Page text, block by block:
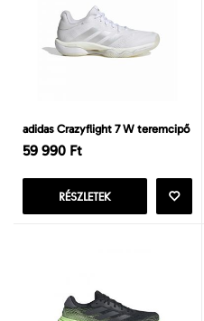
adidas Crazyflight 7 W teremcipő
59 990 Ft
RÉSZLETEK